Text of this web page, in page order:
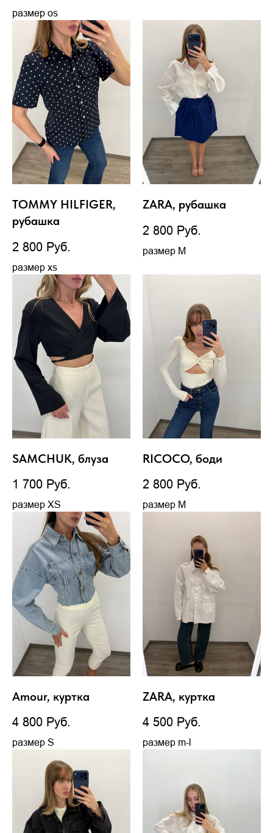
размер os
TOMMY HILFIGER,
рубашка
2 800 Руб.
размер xs
ZARA, рубашка
2 800 Руб.
размер М
SAMCHUK, блуза
1 700 Руб.
размер XS
RICOCO, боди
2 800 Руб.
размер М
Amour, куртка
4 800 Руб.
размер S
ZARA, куртка
4 500 Руб.
размер m-l